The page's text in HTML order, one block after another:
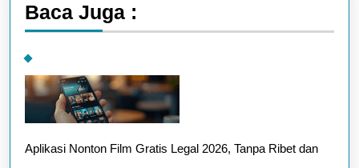
Baca Juga :
Aplikasi Nonton Film Gratis Legal 2026, Tanpa Ribet dan